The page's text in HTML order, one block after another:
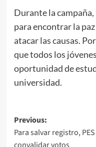
Durante la
para encontrar la
atacar las causas.
que todos los
oportunidad de
universidad.
Post
navigation
Previous:
Para salvar registro,